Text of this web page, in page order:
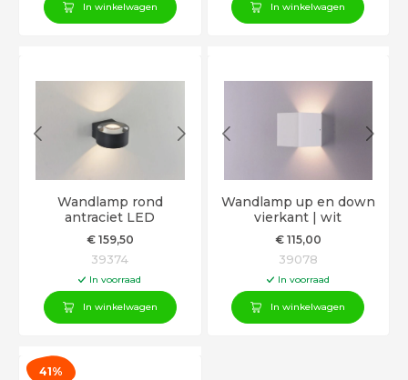
In winkelwagen In winkelwagen
Wandlamp rond
antraciet LED
€159,50
39374
In voorraad
In winkelwagen
Wandlamp up en down
vierkant | wit
€115,00
39078
In voorraad
In winkelwagen
41%